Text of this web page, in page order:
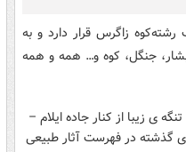
زاگرس قرار دارد و به
جنگل، کوه و… همه و همه